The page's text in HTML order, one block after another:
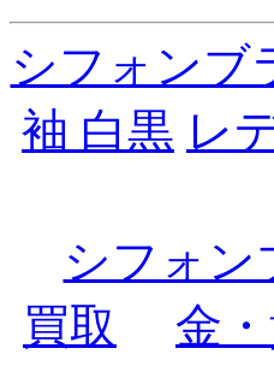
シフォンブ
袖 白黒 レ
シフォン
買取
金